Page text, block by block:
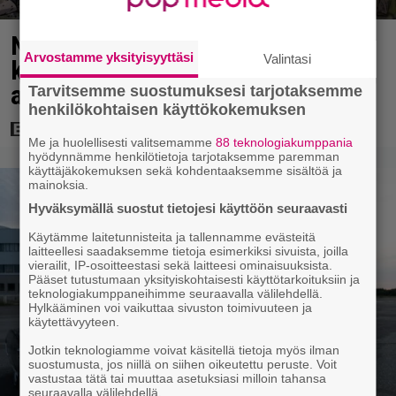
Nyt Netflixissä: Ricky Gervais on
kiroileva kujakissa uudessa
aikuisten animaatiosarjassa
Arvostamme yksityisyyttäsi Valintasi
Tarvitsemme suostumuksesi tarjotaksemme
henkilökohtaisen käyttökokemuksen
Me ja huolellisesti valitsemamme88 teknologiakumppania
hyödynnämme henkilötietoja tarjotaksemme paremman
käyttäjäkokemuksen sekä kohdentaaksemme sisältöä ja
mainoksia.
Hyväksymällä suostut tietojesi käyttöön seuraavasti
Käytämme laitetunnisteita ja tallennamme evästeitä
laitteellesi saadaksemme tietoja esimerkiksi sivuista, joilla
vierailit, IP-osoitteestasi sekä laitteesi ominaisuuksista.
Pääset tutustumaan yksityiskohtaisesti käyttötarkoituksiin ja
teknologiakumppaneihimme seuraavalla välilehdellä.
Hylkääminen voi vaikuttaa sivuston toimivuuteen ja
käytettävyyteen.
Jotkin teknologiamme voivat käsitellä tietoja myös ilman
suostumusta, jos niillä on siihen oikeutettu peruste. Voit
vastustaa tätä tai muuttaa asetuksiasi milloin tahansa
seuraavalla välilehdellä.